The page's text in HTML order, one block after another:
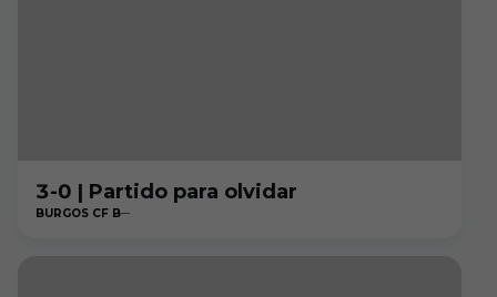
3-0 | Partido para olvidar
BURGOS CF B